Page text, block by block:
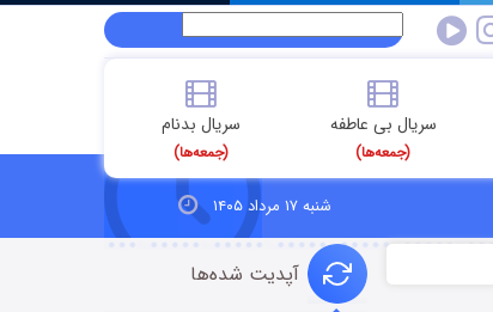
سریال بی عاطفه
(جمعه‌ها)
سریال بدنام
(جمعه‌ها)
شنبه ۱۷ مرداد ۱۴۰۵
آپدیت شده‌ها